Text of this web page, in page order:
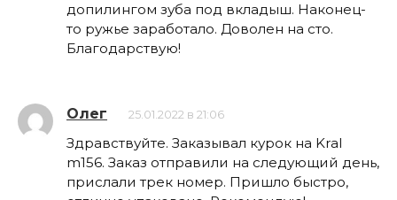
допилингом зуба под вкладыш. Наконец-
то ружье заработало. Доволен на сто.
Благодарствую!
Олег 25.01.2022 в 21:06
Здравствуйте. Заказывал курок на Kral
m156. Заказ отправили на следующий день,
прислали трек номер. Пришло быстро,